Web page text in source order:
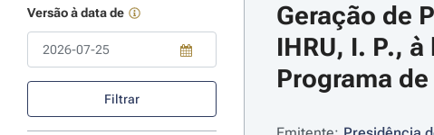
Versão à data de
Use a tecla de seta para baixo para abrir o calendário; Use as teclas
Filtrar
Geração de
IHRU, I. P.,
Programa